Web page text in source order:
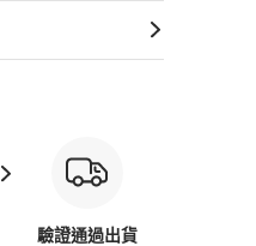
驗證通過出貨